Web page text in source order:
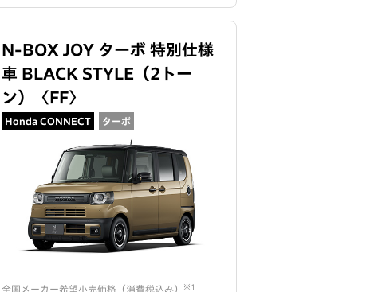
N-BOX JOY ターボ 特別仕様
車 BLACK STYLE（2トー
ン）
〈FF〉
Honda CONNECT ターボ
全国メーカー希望小売価格（ 消費税込み） ※1